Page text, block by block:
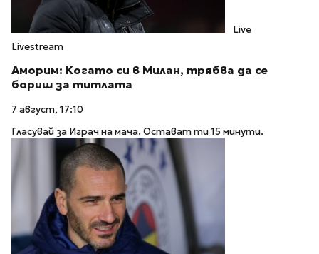
Live
Livestream
Аморим: Когато си в Милан, трябва да се
бориш за титлата
7 август, 17:10
Гласувай за Играч на мача. Остават ти 15 минути.